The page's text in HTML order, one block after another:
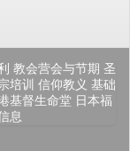
教会营会与节期 圣
培训 信仰教义 基础
基督生命堂 日本福
息